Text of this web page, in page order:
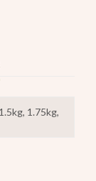
1.75kg,